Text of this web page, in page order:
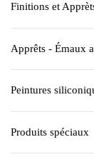
Finitions et
Apprêts - Émaux
Peintures
Produits spéciaux